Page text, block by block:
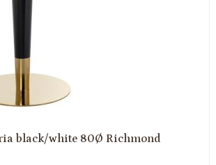
black/white 80Ø Richmond